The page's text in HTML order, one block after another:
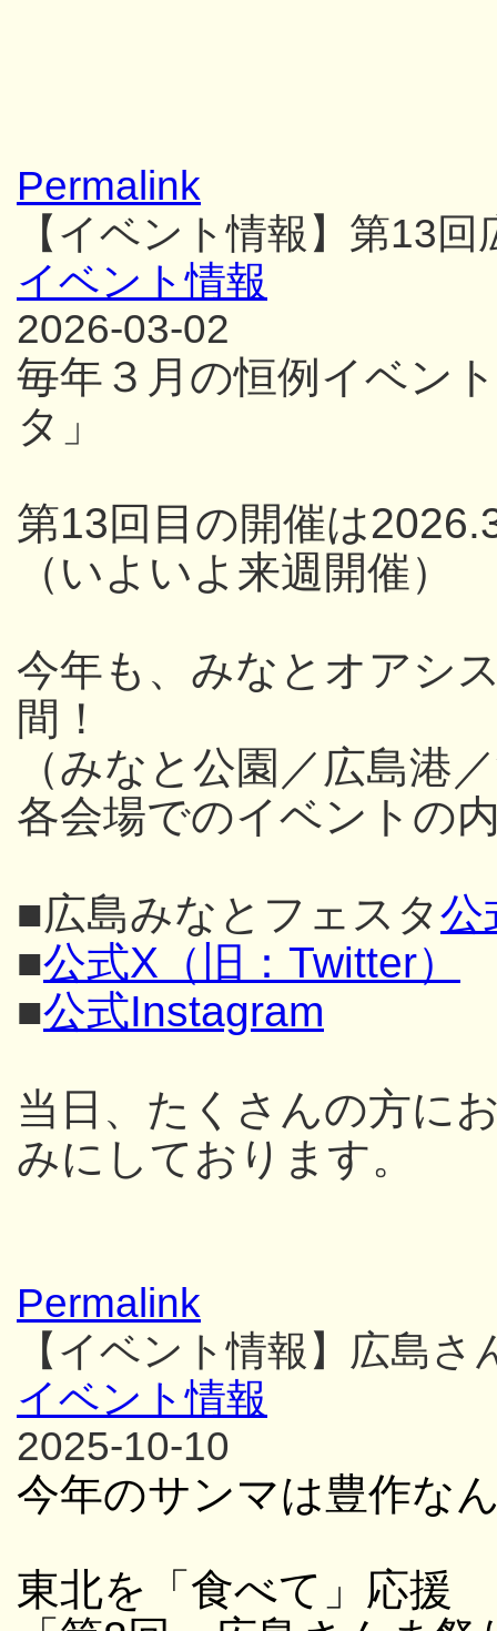
Permalink
【イベント情報】第13
イベント情報
2026-03-02
毎年３月の恒例イベン
タ」
第13回目の開催は
（いよいよ来週開催）
今年も、みなとオアシ
間！
（みなと公園／広島港
各会場でのイベントの
■広島みなとフェスタ公
■公式X（旧：Twitter）
■公式Instagram
当日、たくさんの方に
みにしております。
Permalink
【イベント情報】広島さ
イベント情報
2025-10-10
今年のサンマは豊作な
東北を「食べて」応援